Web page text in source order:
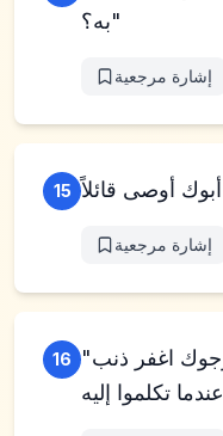
به؟"
إشارة مرجعية
15
إشارة مرجعية
16
"هكذا تقولون ليوسف، 'أرجوك، اغفر ذنب إخوتك وخطيتهم، لأنهم فعلوا بك شرًا.' والآن، أرجوك اغفر ذنب